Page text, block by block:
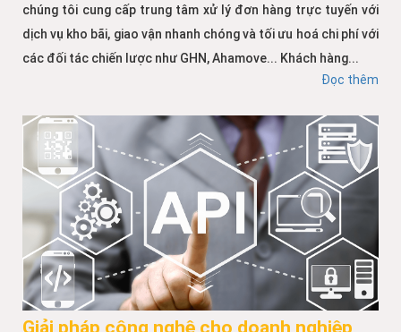
chúng tôi cung cấp trung tâm xử lý đơn hàng trực tuyến với
dịch vụ kho bãi, giao vận nhanh chóng và tối ưu hoá chi phí với
các đối tác chiến lược như GHN, Ahamove... Khách hàng...
Đọc thêm
Giải pháp công nghệ cho doanh nghiệp